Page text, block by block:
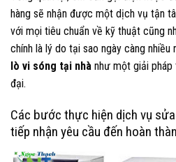
hàng sẽ nhận được một dịch vụ tận
với mọi tiêu chuẩn về kỹ thuật cũng
chính là lý do tại sao ngày càng nhiều
lò vi sóng tại nhà như một giải
đại.
Các bước thực hiện dịch vụ
tiếp nhận yêu cầu đến hoàn